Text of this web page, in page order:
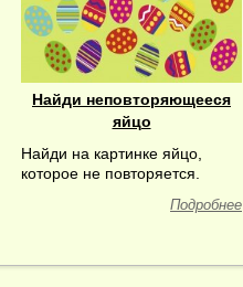
Найди неповторяющееся
яйцо
Найди на картинке яйцо,
которое не повторяется.
Подробнее